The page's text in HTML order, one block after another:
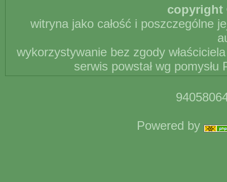
copyright
witryna jako całość i poszczególne
wykorzystywanie bez zgody
serwis powstał wg
Powered by